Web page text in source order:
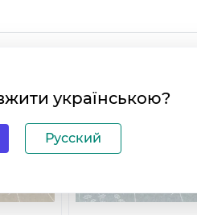
українською?
Русский